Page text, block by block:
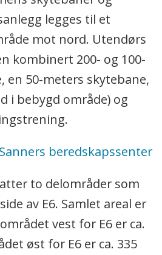
legges til et
mot nord. Utendørs
kombinert 200- og 100-
en 50-meters skytebane,
i bebygd område) og
beredskapssenter
to delområder som
av E6. Samlet areal er
vest for E6 er ca.
øst for E6 er ca. 335